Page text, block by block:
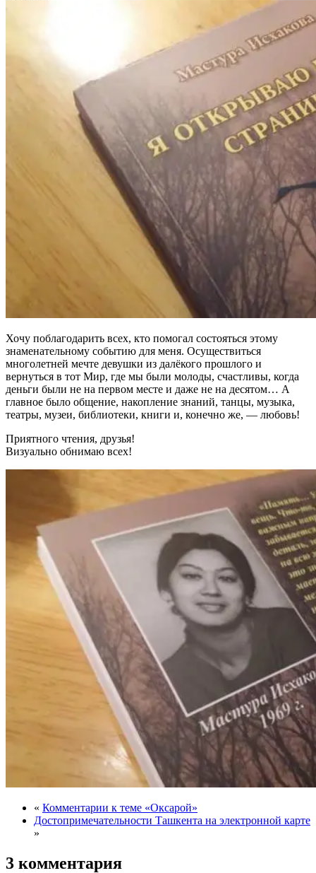
Хочу поблагодарить всех, кто помогал состояться этому
знаменательному событию для меня. Осуществиться
многолетней мечте девушки из далёкого прошлого и
вернуться в тот Мир, где мы были молоды, счастливы, когда
деньги были не на первом месте и даже не на десятом… А
главное было общение, накопление знаний, танцы, музыка,
театры, музеи, библиотеки, книги и, конечно же, — любовь!
Приятного чтения, друзья!
Визуально обнимаю всех!
« Комментарии к теме «Оксарой»
Достопримечательности Ташкента на электронной карте
»
3 комментария